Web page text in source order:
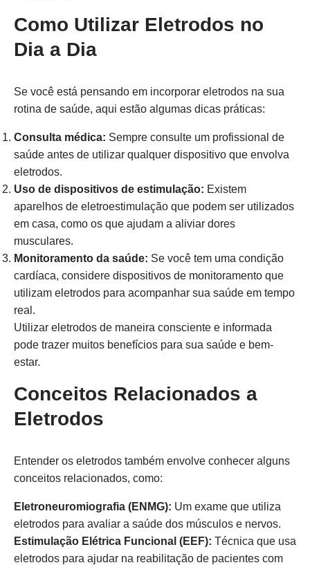
Como Utilizar Eletrodos no
Dia a Dia
Se você está pensando em incorporar eletrodos na sua
rotina de saúde, aqui estão algumas dicas práticas:
Consulta médica: Sempre consulte um profissional de
saúde antes de utilizar qualquer dispositivo que envolva
eletrodos.
Uso de dispositivos de estimulação: Existem
aparelhos de eletroestimulação que podem ser utilizados
em casa, como os que ajudam a aliviar dores
musculares.
Monitoramento da saúde: Se você tem uma condição
cardíaca, considere dispositivos de monitoramento que
utilizam eletrodos para acompanhar sua saúde em tempo
real.
Utilizar eletrodos de maneira consciente e informada
pode trazer muitos benefícios para sua saúde e bem-
estar.
Conceitos Relacionados a
Eletrodos
Entender os eletrodos também envolve conhecer alguns
conceitos relacionados, como:
Eletroneuromiografia (ENMG): Um exame que utiliza
eletrodos para avaliar a saúde dos músculos e nervos.
Estimulação Elétrica Funcional (EEF): Técnica que usa
eletrodos para ajudar na reabilitação de pacientes com